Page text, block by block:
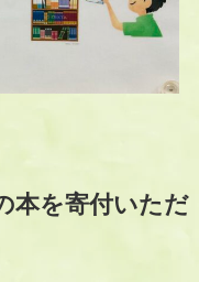
本を寄付いただ